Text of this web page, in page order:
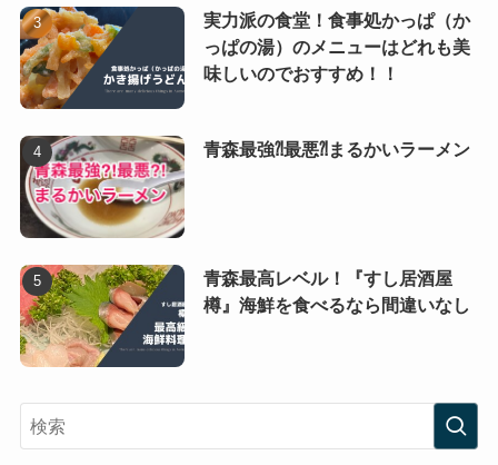
実力派の食堂！食事処かっぱ（か
っぱの湯）のメニューはどれも美
味しいのでおすすめ！！
青森最強⁈最悪⁈まるかいラーメン
青森最高レベル！『すし居酒屋
樽』海鮮を食べるなら間違いなし